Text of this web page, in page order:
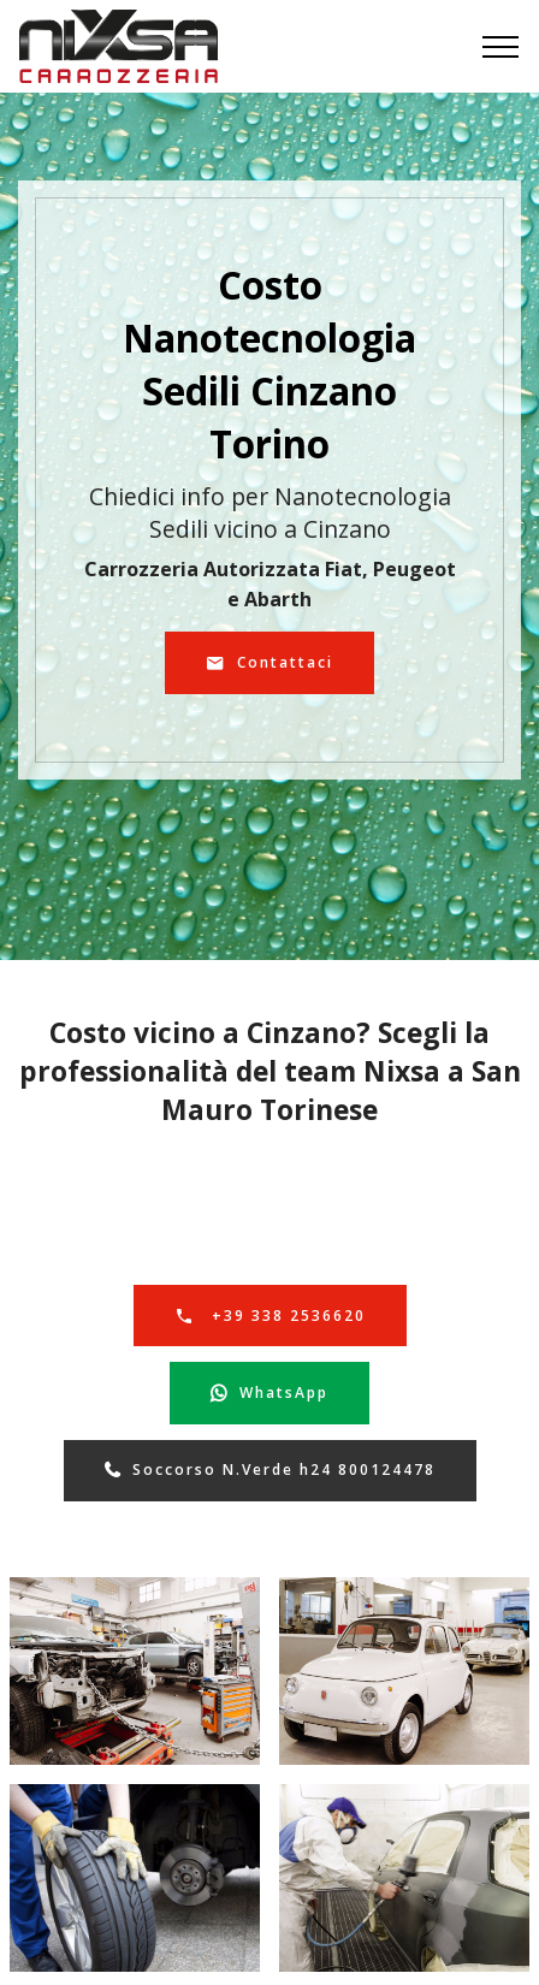
Costo
Nanotecnologia
Sedili Cinzano
Torino
Chiedici info per Nanotecnologia
Sedili vicino a Cinzano
Carrozzeria Autorizzata Fiat, Peugeot
e Abarth
Contattaci
Costo vicino a Cinzano? Scegli la
professionalità del team Nixsa a San
Mauro Torinese
+39 338 2536620
WhatsApp
Soccorso N.Verde h24 800124478